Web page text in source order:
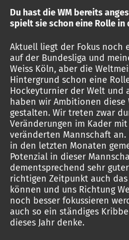
Du hast die WM bereits
spielt sie schon eine Rolle
Aktuell liegt der Fokus noch
auf der Bundesliga und
Weiss Köln, aber die
Hintergrund schon eine
Hockeyturnier der Welt und
haben wir Ambitionen diese
gestalten. Wir treten zwar
Veränderungen im Kader
veränderten Mannschaft
in den letzten Monaten
Potenzial in dieser
dementsprechend sehr
richtigen Zeitpunkt auch das
können und uns Richtung
noch besser fokussieren
auch so ein ständiges
dieses Jahr denke.